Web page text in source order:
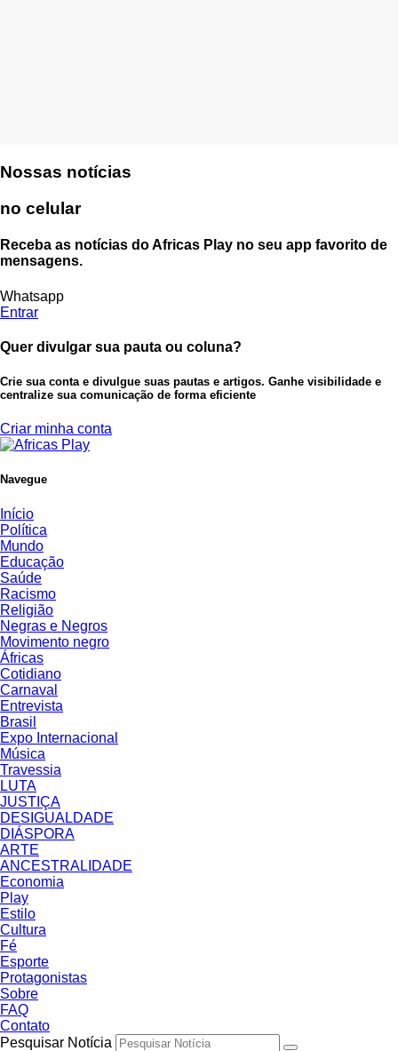
Nossas notícias
no celular
Receba as notícias do Africas Play no seu app favorito de
mensagens.
Whatsapp
Entrar
Quer divulgar sua pauta ou coluna?
Crie sua conta e divulgue suas pautas e artigos. Ganhe visibilidade e
centralize sua comunicação de forma eficiente
Criar minha conta
Navegue
Início
Política
Mundo
Educação
Saúde
Racismo
Religião
Negras e Negros
Movimento negro
Áfricas
Cotidiano
Carnaval
Entrevista
Brasil
Expo Internacional
Música
Travessia
LUTA
JUSTIÇA
DESIGUALDADE
DIÁSPORA
ARTE
ANCESTRALIDADE
Economia
Play
Estilo
Cultura
Fé
Esporte
Protagonistas
Sobre
FAQ
Contato
Pesquisar Notícia